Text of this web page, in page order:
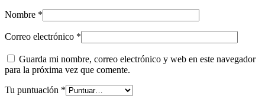
Nombre *
Correo electrónico *
Guarda mi nombre, correo electrónico y web en este navegador
para la próxima vez que comente.
Tu puntuación *